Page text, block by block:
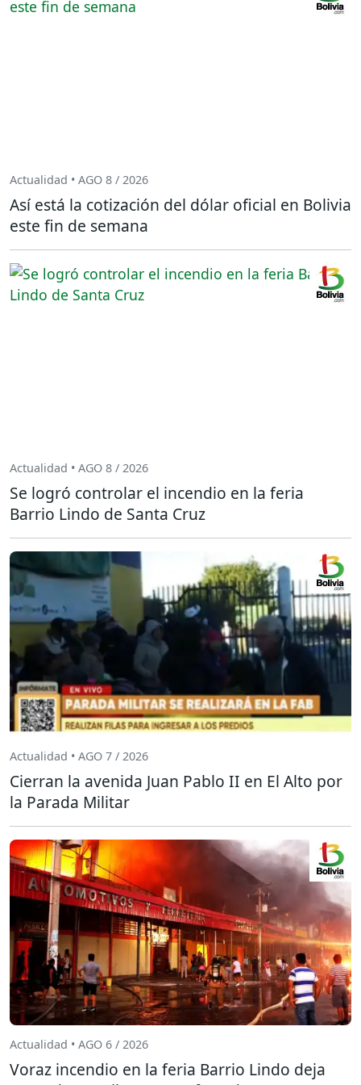
Actualidad • AGO 8 / 2026
Así está la cotización del dólar oficial en Bolivia
este fin de semana
Actualidad • AGO 8 / 2026
Se logró controlar el incendio en la feria
Barrio Lindo de Santa Cruz
Actualidad • AGO 7 / 2026
Cierran la avenida Juan Pablo II en El Alto por
la Parada Militar
Actualidad • AGO 6 / 2026
Voraz incendio en la feria Barrio Lindo deja